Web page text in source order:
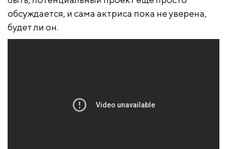
обсуждается, и сама актриса пока не уверена,
будет ли он.